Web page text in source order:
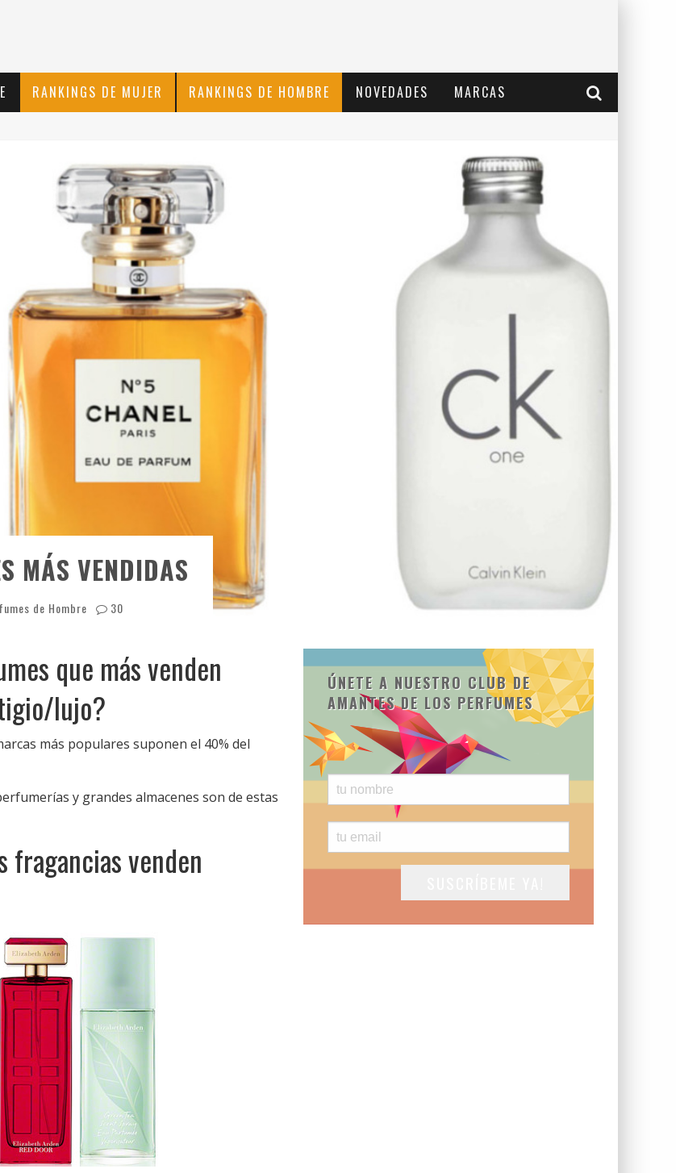
RANKINGS DE MUJER RANKINGS DE HOMBRE NOVEDADES MARCAS
MÁS VENDIDAS
de Hombre 30
que más venden
lujo?
más populares suponen el 40% del
y grandes almacenes son de estas
fragancias venden
ÚNETE A NUESTRO CLUB DE
AMANTES DE LOS PERFUMES